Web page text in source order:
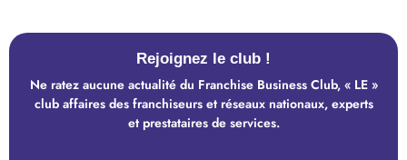
Rejoignez le club !
Ne ratez aucune actualité du Franchise Business Club, « LE »
club affaires des franchiseurs et réseaux nationaux, experts
et prestataires de services.